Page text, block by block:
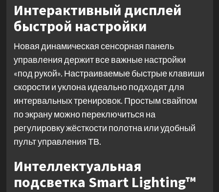
Интерактивный дисплей
быстрой настройки
Новая динамическая сенсорная панель
управления держит все важные настройки
«под рукой». Настраиваемые быстрые клавиши
скорости и уклона идеально подходят для
интервальных тренировок. Простым свайпом
по экрану можно переключиться на
регулировку жёсткости полотна или удобный
пульт управления ТВ.
Интеллектуальная
подсветка Smart Lighting™